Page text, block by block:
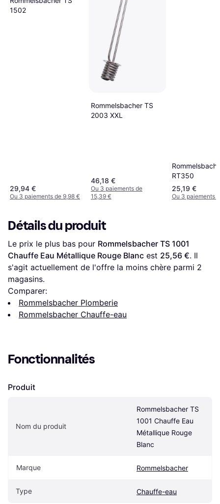
1502
29,94 €
Ou 3 paiements de 9,98 €
Rommelsbacher TS
2003 XXL
46,18 €
Ou 3 paiements de
15,39 €
RT350
25,19 €
Ou 3 paiements
Détails du produit
Le prix le plus bas pour Rommelsbacher TS 1001
Chauffe Eau Métallique Rouge Blanc est 25,56 €. Il
s'agit actuellement de l'offre la moins chère parmi 2
magasins.
Comparer:
Rommelsbacher Plomberie
Rommelsbacher Chauffe-eau
Fonctionnalités
Produit
Nom du produit
Rommelsbacher TS
1001 Chauffe Eau
Métallique Rouge
Blanc
Marque Rommelsbacher
Type Chauffe-eau